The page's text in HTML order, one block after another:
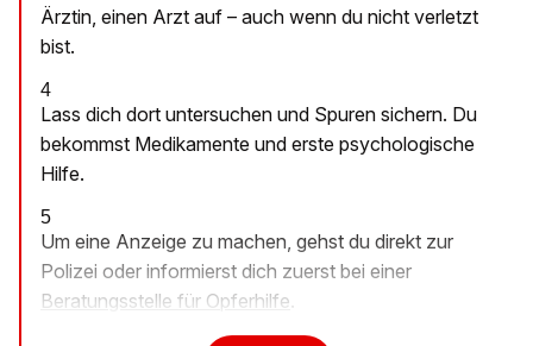
Ärztin, einen Arzt auf – auch wenn du nicht verletzt
bist.
4
Lass dich dort untersuchen und Spuren sichern. Du
bekommst Medikamente und erste psychologische
Hilfe.
5
Um eine Anzeige zu machen, gehst du direkt zur
Polizei oder informierst dich zuerst bei einer
Beratungsstelle für Opferhilfe.